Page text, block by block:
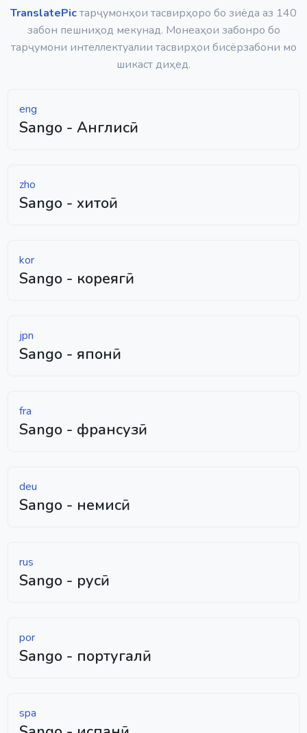
TranslatePicтарҷумонҳои тасвирҳоро бо зиёда аз 140
забон пешниҳод мекунад. Монеаҳои забонро бо
тарҷумони интеллектуалии тасвирҳои бисёрзабони мо
шикаст диҳед.
eng
Sango - Англисӣ
zho
Sango - хитоӣ
kor
Sango - кореягӣ
jpn
Sango - японӣ
fra
Sango - франсузӣ
deu
Sango - немисӣ
rus
Sango - русӣ
por
Sango - португалӣ
spa